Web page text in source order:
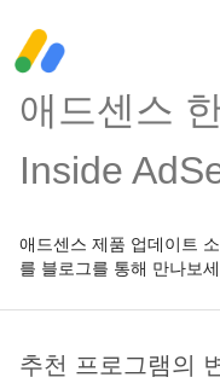
애드센스
Inside
애드센스 제품 업데이트
를 블로그를 통해 만나보세
추천 프로그램의